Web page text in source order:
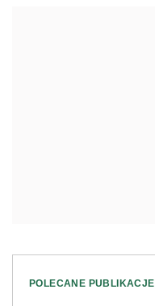
POLECANE PUBLIKACJE